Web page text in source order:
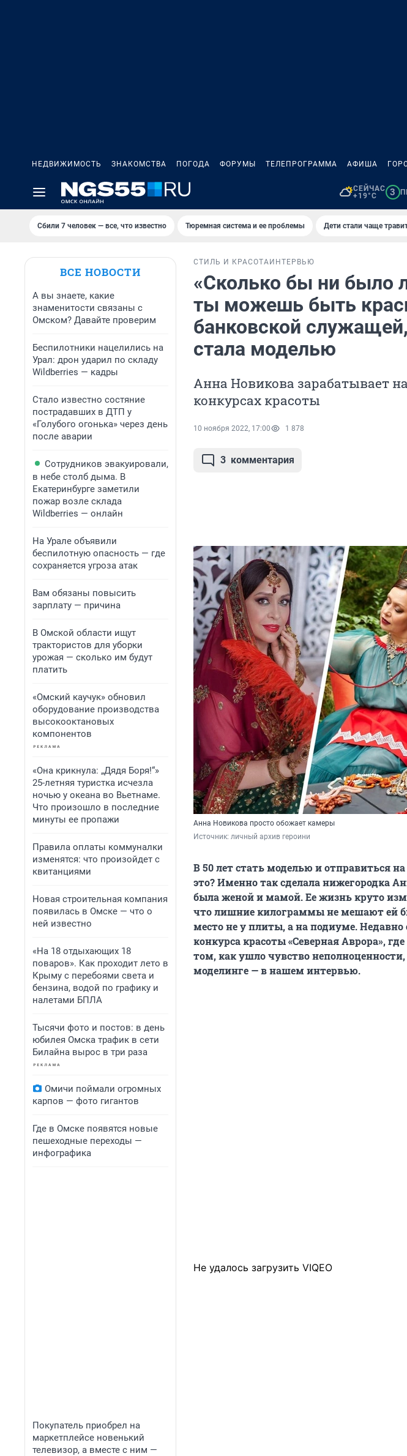
НЕДВИЖИМОСТЬ ЗНАКОМСТВА ПОГОДА ФОРУМЫ ТЕЛЕПРОГРАММА АФИША
СЕЙЧАС
+19°C
3
Сбили 7 человек — все, что известно Тюремная система и ее проблемы Дети стали чаще
ВСЕ НОВОСТИ
А вы знаете, какие
знаменитости связаны с
Омском? Давайте проверим
Беспилотники нацелились на
Урал: дрон ударил по складу
Wildberries — кадры
Стало известно состяние
пострадавших в ДТП у
«Голубого огонька» через день
после аварии
Сотрудников эвакуировали,
в небе столб дыма. В
Екатеринбурге заметили
пожар возле склада
Wildberries — онлайн
На Урале объявили
беспилотную опасность — где
сохраняется угроза атак
Вам обязаны повысить
зарплату — причина
В Омской области ищут
трактористов для уборки
урожая — сколько им будут
платить
«Омский каучук» обновил
оборудование производства
высокооктановых
компонентов
«Она крикнула: „Дядя Боря!“»
25-летняя туристка исчезла
ночью у океана во Вьетнаме.
Что произошло в последние
минуты ее пропажи
Правила оплаты коммуналки
изменятся: что произойдет с
квитанциями
Новая строительная компания
появилась в Омске — что о
ней известно
«На 18 отдыхающих 18
поваров». Как проходит лето в
Крыму с перебоями света и
бензина, водой по графику и
налетами БПЛА
Тысячи фото и постов: в день
юбилея Омска трафик в сети
Билайна вырос в три раза
Омичи поймали огромных
карпов — фото гигантов
Где в Омске появятся новые
пешеходные переходы —
инфографика
Покупатель приобрел на
маркетплейсе новенький
телевизор, а вместе с ним —
СТИЛЬ И КРАСОТА ИНТЕРВЬЮ
«Сколько бы ни было
ты можешь быть
банковской
стала моделью
Анна Новикова зарабатывает
конкурсах красоты
10 ноября 2022, 17:00 1 878
3 комментария
Анна Новикова просто обожает камеры
Источник: личный архив героини
В 50 лет стать моделью и отправиться
это? Именно так сделала нижегородка
была женой и мамой. Ее жизнь круто
что лишние килограммы не мешают ей
место не у плиты, а на подиуме. Недавно
конкурса красоты «Северная Аврора»,
том, как ушло чувство
моделинге — в нашем интервью.
Не удалось загрузить VIQEO